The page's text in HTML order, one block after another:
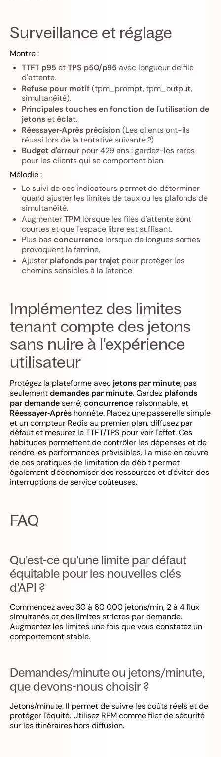
Surveillance et réglage
Montre :
TTFT p95 etTPS p50/p95 avec longueur de file
d'attente.
Refuse pour motif(tpm_prompt, tpm_output,
simultanéité).
Principales touches en fonction de l'utilisation de
jetonsetéclat.
Réessayer‑Après précision (Les clients ont-ils
réussi lors de la tentative suivante ?)
Budget d'erreur pour 429 ans : gardez-les rares
pour les clients qui se comportent bien.
Mélodie :
Le suivi de ces indicateurs permet de déterminer
quand ajuster les limites de taux ou les plafonds de
simultanéité.
AugmenterTPM lorsque les files d'attente sont
courtes et que l'espace libre est suffisant.
Plus basconcurrence lorsque de longues sorties
provoquent la famine.
Ajuster plafonds par trajet pour protéger les
chemins sensibles à la latence.
Implémentez des limites
tenant compte des jetons
sans nuire à l'expérience
utilisateur
Protégez la plateforme avec jetons par minute, pas
seulementdemandes par minute. Gardez plafonds
par demandeserré,concurrence raisonnable, et
Réessayer‑Après honnête. Placez une passerelle simple
et un compteur Redis au premier plan, diffusez par
défaut et mesurez le TTFT/TPS pour voir l'effet. Ces
habitudes permettent de contrôler les dépenses et de
rendre les performances prévisibles. La mise en œuvre
de ces pratiques de limitation de débit permet
également d'économiser des ressources et d'éviter des
interruptions de service coûteuses.
FAQ
Qu'est-ce qu'une limite par défaut
équitable pour les nouvelles clés
d'API ?
Commencez avec 30 à 60 000 jetons/min, 2 à 4 flux
simultanés et des limites strictes par demande.
Augmentez les limites une fois que vous constatez un
comportement stable.
Demandes/minute ou jetons/minute,
que devons-nous choisir ?
Jetons/minute. Il permet de suivre les coûts réels et de
protéger l'équité. Utilisez RPM comme filet de sécurité
sur les itinéraires hors diffusion.